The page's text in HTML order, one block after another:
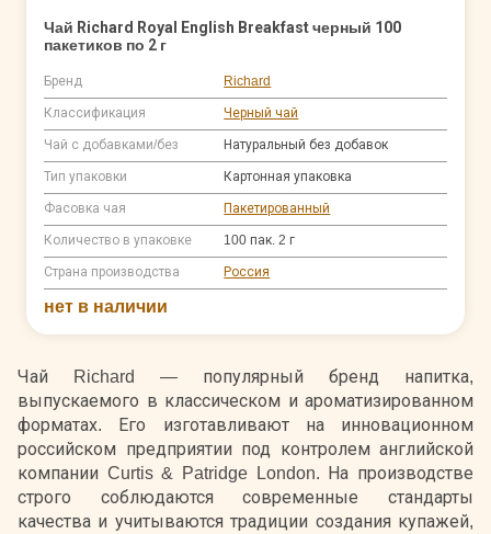
Чай Richard — популярный бренд напитка,
выпускаемого в классическом и ароматизированном
форматах. Его изготавливают на инновационном
российском предприятии под контролем английской
компании Curtis & Patridge London. На производстве
строго соблюдаются современные стандарты
качества и учитываются традиции создания купажей,
Чай Richard Royal English Breakfast черный 100
пакетиков по 2 г
Бренд Richard
Классификация Черный чай
Чай с добавками/без Натуральный без добавок
Тип упаковки Картонная упаковка
Фасовка чая Пакетированный
Количество в упаковке 100 пак. 2 г
Страна производства Россия
нет в наличии